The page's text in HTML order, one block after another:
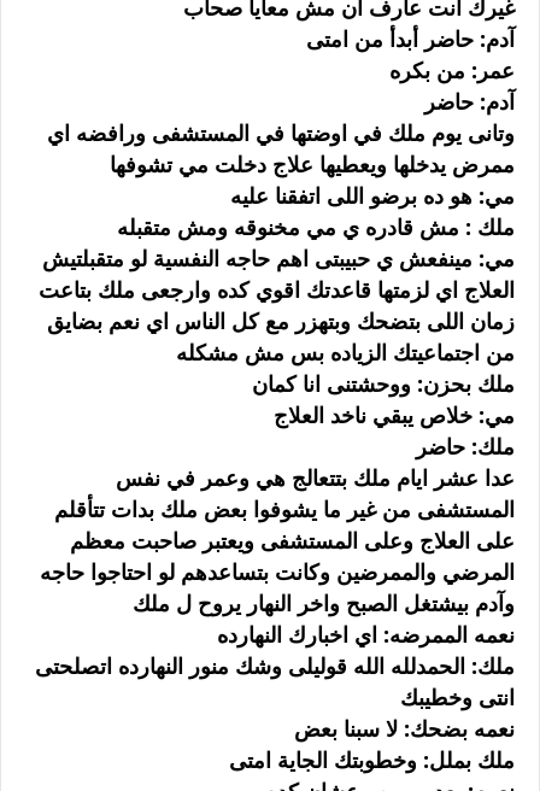
غيرك انت عارف ان مش معايا صحاب
آدم: حاضر أبدأ من امتى
عمر: من بكره
آدم: حاضر
وتانى يوم ملك في اوضتها في المستشفى ورافضه اي
ممرض يدخلها ويعطيها علاج دخلت مي تشوفها
مي: هو ده برضو اللى اتفقنا عليه
ملك : مش قادره ي مي مخنوقه ومش متقبله
مي: مينفعش ي حبيبتى اهم حاجه النفسية لو متقبلتيش
العلاج اي لزمتها قاعدتك اقوي كده وارجعى ملك بتاعت
زمان اللى بتضحك وبتهزر مع كل الناس اي نعم بضايق
من اجتماعيتك الزياده بس مش مشكله
ملك بحزن: ووحشتنى انا كمان
مي: خلاص يبقي ناخد العلاج
ملك: حاضر
عدا عشر ايام ملك بتتعالج هي وعمر في نفس
المستشفى من غير ما يشوفوا بعض ملك بدات تتأقلم
على العلاج وعلى المستشفى ويعتبر صاحبت معظم
المرضي والممرضين وكانت بتساعدهم لو احتاجوا حاجه
وآدم بيشتغل الصبح واخر النهار يروح ل ملك
نعمه الممرضه: اي اخبارك النهارده
ملك: الحمدلله الله قوليلى وشك منور النهارده اتصلحتى
انتى وخطيبك
نعمه بضحك: لا سبنا بعض
ملك بملل: وخطوبتك الجاية امتى